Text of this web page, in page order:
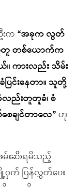
းက “အခုက လွတ်
တူ တစ်ယောက်က
ကားလည်း သိမ်း
င်းနေတာ။ သူတို့
လည်းတူတူခံ၊ စံ
ေချင်တာလေ” ဟု
းဆီးရမိသည့်
ဝှက် ပြန်လွှတ်ပေး